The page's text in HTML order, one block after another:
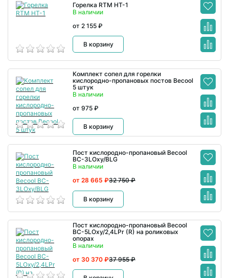
Горелка RTM HT-1
В наличии
от 2 155 ₽
В корзину
Комплект сопел для горелки
кислородно-пропановых постов Becool
5 штук
В наличии
от 975 ₽
В корзину
Пост кислородно-пропановый Becool
BC-3LOxy/BLG
В наличии
32 750 ₽
от 28 665 ₽
В корзину
Пост кислородно-пропановый Becool
BC-5LOxy/2,4LPr (R) на роликовых
опорах
В наличии
37 955 ₽
от 30 370 ₽